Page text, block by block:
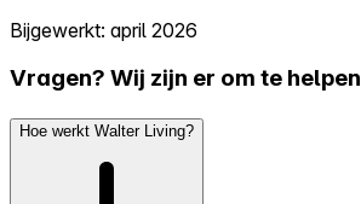
Bijgewerkt: april 2026
Vragen? Wij zijn er om te helpen
Hoe werkt Walter Living?